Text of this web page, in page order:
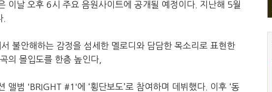
이날 오후 6시 주요 음원사이트에 공개될 예정이다. 지난해 5월
불안해하는 감정을 섬세한 멜로디와 담담한 목소리로 표현한
의 몰입도를 한층 높인다,
범 'BRIGHT #1'에 ‘횡단보도’로 참여하며 데뷔했다. 이후 ‘동